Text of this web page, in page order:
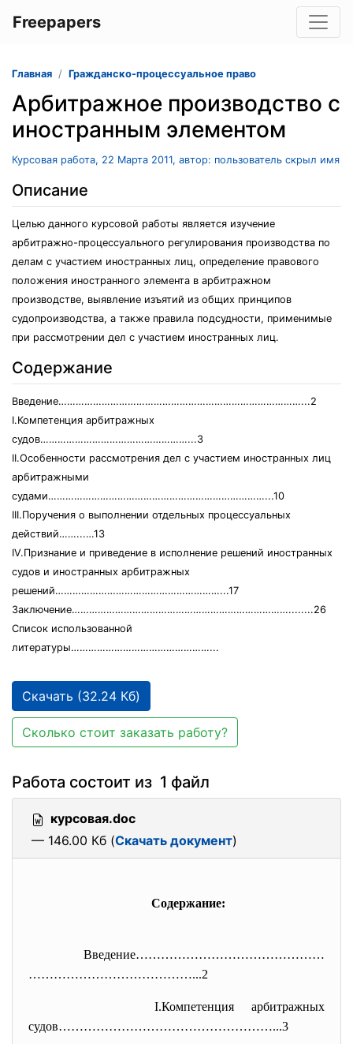
Freepapers
Главная Гражданско-процессуальное право
Арбитражное производство с
иностранным элементом
Курсовая работа, 22 Марта 2011, автор: пользователь скрыл имя
Описание
Целью данного курсовой работы является изучение
арбитражно-процессуального регулирования производства по
делам с участием иностранных лиц, определение правового
положения иностранного элемента в арбитражном
производстве, выявление изъятий из общих принципов
судопроизводства, а также правила подсудности, применимые
при рассмотрении дел с участием иностранных лиц.
Содержание
Введение…………………………………………………………………………...2
I.Компетенция арбитражных
судов……………………………………………...3
II.Особенности рассмотрения дел с участием иностранных лиц
арбитражными
судами…………………………………………………………………...10
III.Поручения о выполнении отдельных процессуальных
действий……...…13
IV.Признание и приведение в исполнение решений иностранных
судов и иностранных арбитражных
решений…………………………………………………...17
Заключение…………………………………………………………………........26
Список использованной
литературы…………………………………………...
Скачать (32.24 Кб)
Сколько стоит заказать работу?
Работа состоит из 1 файл
курсовая.doc
— 146.00 Кб (Скачать документ)
Содержание:
Введение………………………………………
…………………………………...2
I.Компетенция арбитражных
судов……………………………………………...3